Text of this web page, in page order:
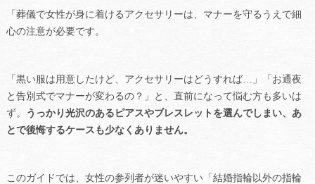
「葬儀で女性が身に着けるアクセサリーは、マナーを守るうえで細
心の注意が必要です。
「黒い服は用意したけど、アクセサリーはどうすれば…」「お通夜
と告別式でマナーが変わるの？」と、直前になって悩む方も多いは
ず。
うっかり光沢のあるピアスやブレスレットを選んでしまい、あ
とで後悔するケースも少なくありません。
このガイドでは、女性の参列者が迷いやすい「結婚指輪以外の指輪